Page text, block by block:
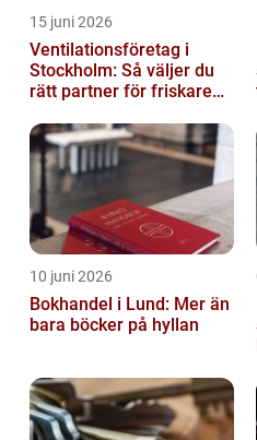
15 juni 2026
Ventilationsföretag i
Stockholm: Så väljer du
rätt partner för friskare
10 juni 2026
Bokhandel i Lund: Mer än
bara böcker på hyllan